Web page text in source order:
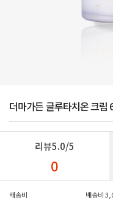
더마가든 글루타치온 크림
리뷰5.0/5
0
배송비
배송비